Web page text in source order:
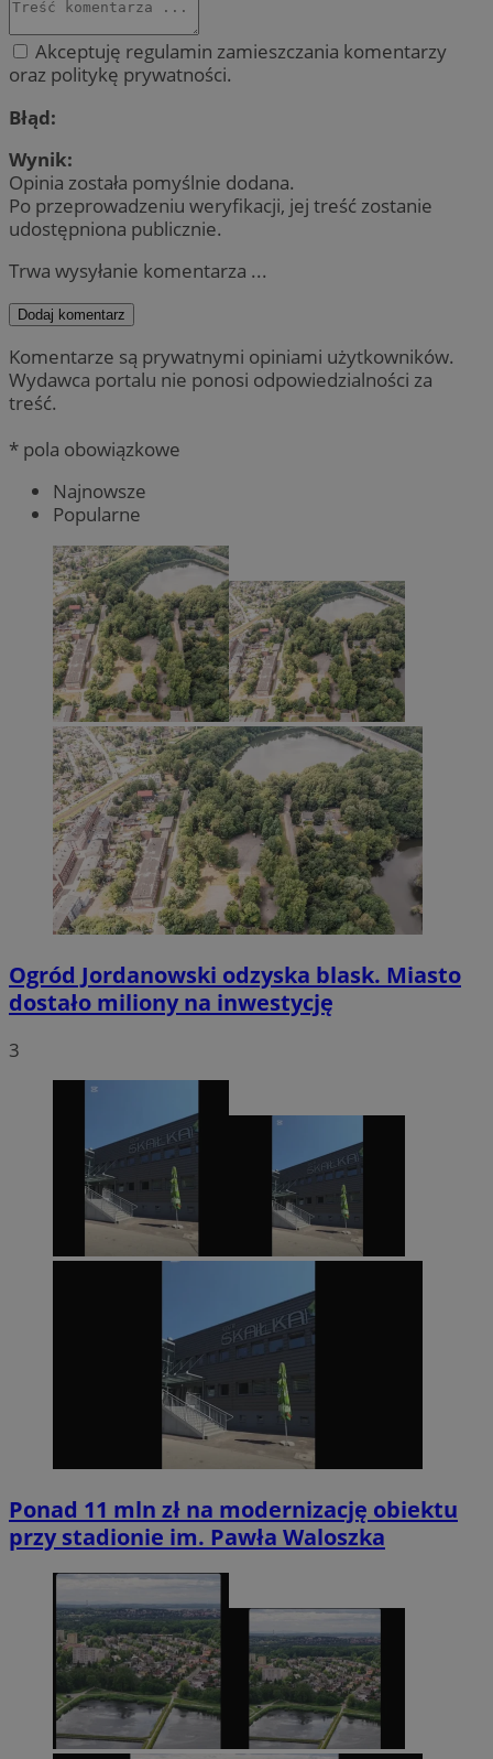
Akceptuję regulamin zamieszczania komentarzy
oraz politykę prywatności.
Błąd:
Wynik:
Opinia została pomyślnie dodana.
Po przeprowadzeniu weryfikacji, jej treść zostanie
udostępniona publicznie.
Trwa wysyłanie komentarza ...
Dodaj komentarz
Komentarze są prywatnymi opiniami użytkowników.
Wydawca portalu nie ponosi odpowiedzialności za
treść.
* pola obowiązkowe
Najnowsze
Popularne
Ogród Jordanowski odzyska blask. Miasto
dostało miliony na inwestycję
3
Ponad 11 mln zł na modernizację obiektu
przy stadionie im. Pawła Waloszka